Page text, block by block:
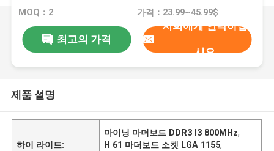
MOQ：2 가격：23.99~45.99$
최고의 가격
저희에게 연락하십
시오
제품 설명
하이 라이트:
마이닝 마더보드 DDR3 I3 800MHz,
H 61 마더보드 소켓 LGA 1155,